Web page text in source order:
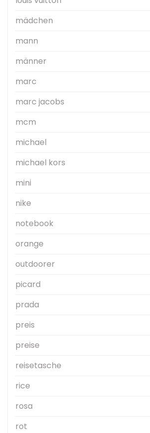
mädchen
mann
männer
marc
marc jacobs
mcm
michael
michael kors
mini
nike
notebook
orange
outdoorer
picard
prada
preis
preise
reisetasche
rice
rosa
rot